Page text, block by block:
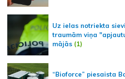
Uz ielas notriekta
traumām viņa
mājās (1)
“Bioforce” piesaista